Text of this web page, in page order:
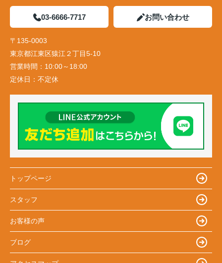
03-6666-7717 お問い合わせ
〒135-0003
東京都江東区猿江２丁目5-10
営業時間： 10:00～18:00
定休日： 不定休
トップページ
スタッフ
お客様の声
ブログ